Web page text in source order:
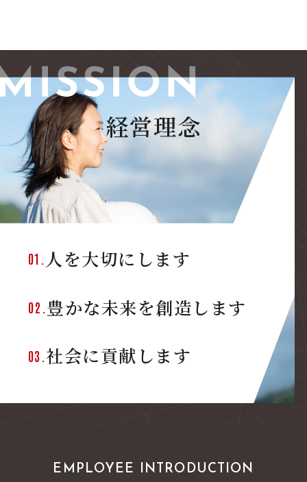
経営理念
01. 人を大切にします
02. 豊かな未来を創造します
03.社会に貢献します
EMPLOYEE INTRODUCTION